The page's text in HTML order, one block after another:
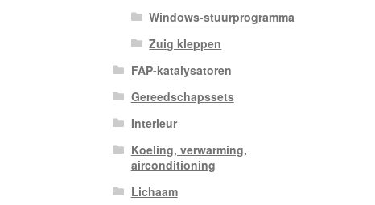
Windows-stuurprogramma
Zuig kleppen
FAP-katalysatoren
Gereedschapssets
Interieur
Koeling, verwarming,
airconditioning
Lichaam